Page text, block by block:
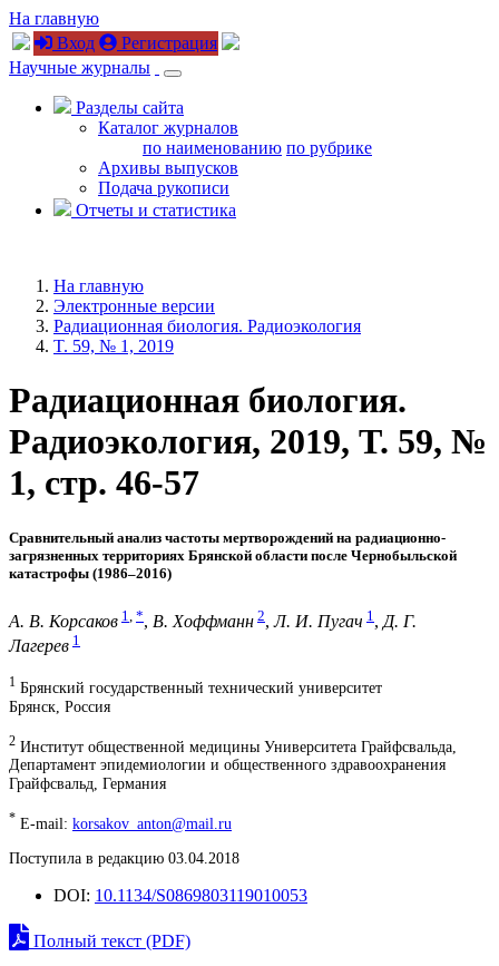
На главную
Вход
Регистрация
Научные журналы
Разделы сайта
Каталог журналов
по наименованию по рубрике
Архивы выпусков
Подача рукописи
Отчеты и статистика
На главную
Электронные версии
Радиационная биология. Радиоэкология
T. 59, № 1, 2019
Радиационная биология.
Радиоэкология, 2019, T. 59, №
1, стр. 46-57
Сравнительный анализ частоты мертворождений на радиационно-
загрязненных территориях Брянской области после Чернобыльской
катастрофы (1986–2016)
А. В. Корсаков 1 *, В. Хоффманн 2,Л. И. Пугач 1 , Д. Г.
Лагерев 1
1 Брянский государственный технический университет
Брянск, Россия
2 Институт общественной медицины Университета Грайфсвальда,
Департамент эпидемиологии и общественного здравоохранения
Грайфсвальд, Германия
* E-mail: korsakov_anton@mail.ru
Поступила в редакцию 03.04.2018
DOI: 10.1134/S0869803119010053
Полный текст (PDF)